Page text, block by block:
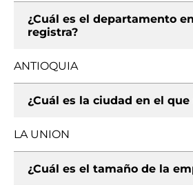
¿Cuál es el departamento
registra?
ANTIOQUIA
¿Cuál es la ciudad en el
LA UNION
¿Cuál es el tamaño de la